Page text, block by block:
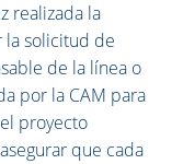
realizada la
la solicitud de
de la línea o
por la CAM para
proyecto
que cada